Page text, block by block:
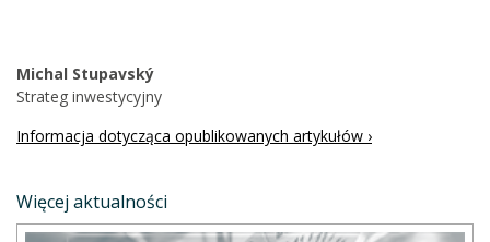
Michal Stupavský
Strateg inwestycyjny
Informacja dotycząca opublikowanych artykułów ›
Więcej aktualności